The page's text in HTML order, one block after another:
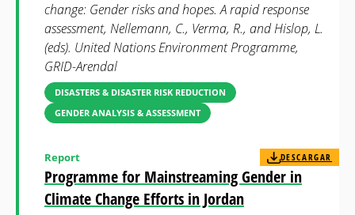
change: Gender risks and hopes. A rapid response
assessment, Nellemann, C., Verma, R., and Hislop, L.
(eds). United Nations Environment Programme,
GRID-Arendal
DISASTERS & DISASTER RISK REDUCTION
GENDER ANALYSIS & ASSESSMENT
Programme for Mainstreaming Gender in
Climate Change Efforts in Jordan
Report DESCARGAR